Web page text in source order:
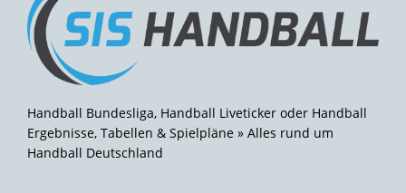
Handball Bundesliga, Handball Liveticker oder Handball
Ergebnisse, Tabellen & Spielpläne » Alles rund um
Handball Deutschland